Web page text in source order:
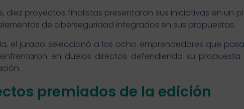
diez proyectos finalistas presentaron sus iniciativas en un
de ciberseguridad integrados en sus propuestas.
el jurado seleccionó a los ocho emprendedores que
en duelos directos defendiendo su
premiados de la edición